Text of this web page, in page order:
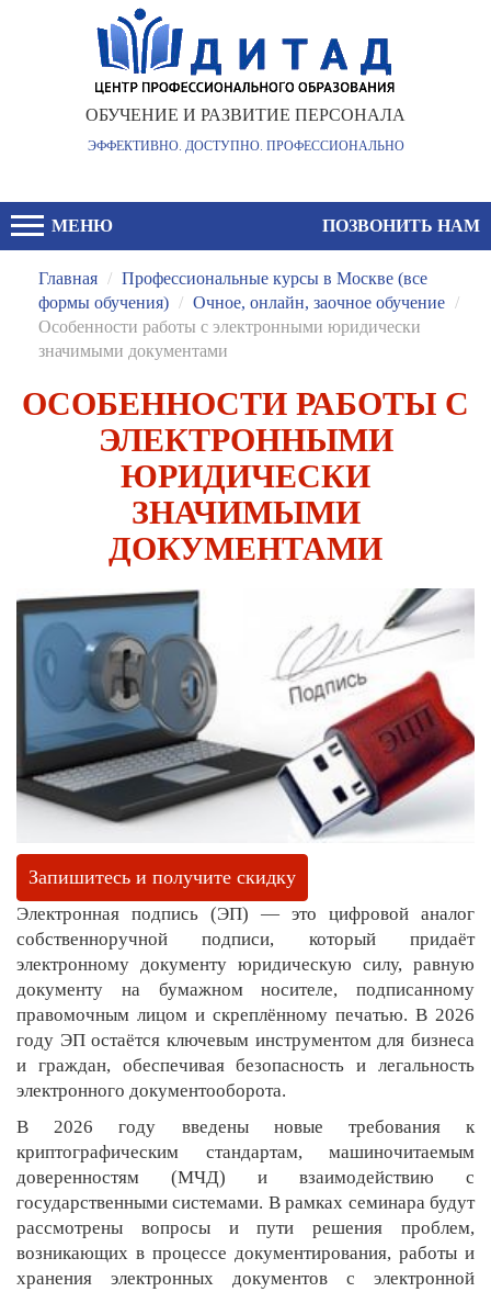
ОБУЧЕНИЕ И РАЗВИТИЕ ПЕРСОНАЛА
ЭФФЕКТИВНО. ДОСТУПНО. ПРОФЕССИОНАЛЬНО
МЕНЮ ПОЗВОНИТЬ НАМ
Главная / Профессиональные курсы в Москве (все
формы обучения) / Очное, онлайн, заочное обучение /
Особенности работы с электронными юридически
значимыми документами
ОСОБЕННОСТИ РАБОТЫ С
ЭЛЕКТРОННЫМИ
ЮРИДИЧЕСКИ
ЗНАЧИМЫМИ
ДОКУМЕНТАМИ
Запишитесь и получите скидку
Электронная подпись (ЭП) — это цифровой аналог
собственноручной подписи, который придаёт
электронному документу юридическую силу, равную
документу на бумажном носителе, подписанному
правомочным лицом и скреплённому печатью. В 2026
году ЭП остаётся ключевым инструментом для бизнеса
и граждан, обеспечивая безопасность и легальность
электронного документооборота.
В 2026 году введены новые требования к
криптографическим стандартам, машиночитаемым
доверенностям (МЧД) и взаимодействию с
государственными системами. В рамках семинара будут
рассмотрены вопросы и пути решения проблем,
возникающих в процессе документирования, работы и
хранения электронных документов с электронной